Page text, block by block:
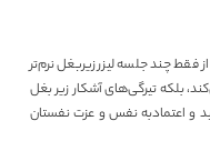
چند جلسه لیزر زیربغل نرم‌تر
بلکه تیرگی‌های آشکار زیر بغل
و اعتمادبه نفس و عزت نفستان